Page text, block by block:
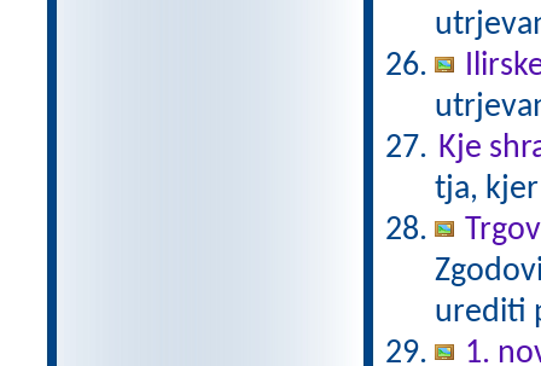
Kje
tja,
urediti
1.